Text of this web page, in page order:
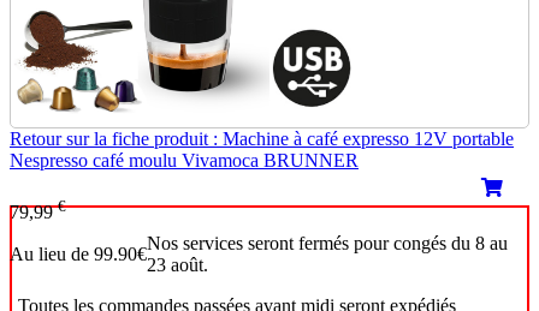
Retour sur la fiche produit : Machine à café expresso 12V portable
Nespresso café moulu Vivamoca BRUNNER
79,99€
Au lieu de 99.90€Nos services seront fermés pour congés du 8 au
23 août.
Toutes les commandes passées avant midi seront expédiés